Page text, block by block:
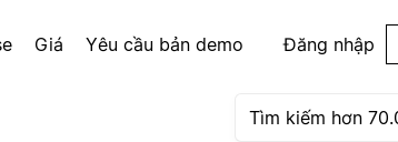
Giá Yêu cầu bản demo Đăng nhập